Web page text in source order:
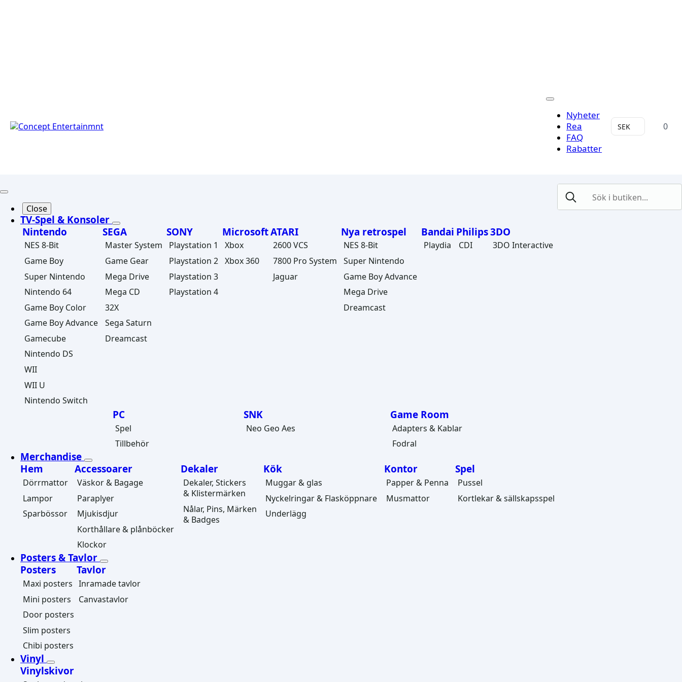
Nyheter
Rea
FAQ
Rabatter
SEK 0
Close
TV-Spel & Konsoler
Nintendo
NES 8-Bit
Game Boy
Super Nintendo
Nintendo 64
Game Boy Color
Game Boy Advance
Gamecube
Nintendo DS
WII
WII U
Nintendo Switch
SEGA
Master System
Game Gear
Mega Drive
Mega CD
32X
Sega Saturn
Dreamcast
SONY
Playstation 1
Playstation 2
Playstation 3
Playstation 4
Microsoft
Xbox
Xbox 360
ATARI
2600 VCS
7800 Pro System
Jaguar
Nya retrospel
NES 8-Bit
Super Nintendo
Game Boy Advance
Mega Drive
Dreamcast
Bandai
Playdia
Philips
CDI
3DO
3DO Interactive
PC
Spel
Tillbehör
SNK
Neo Geo Aes
Game Room
Adapters & Kablar
Fodral
Merchandise
Hem
Dörrmattor
Lampor
Sparbössor
Accessoarer
Väskor & Bagage
Paraplyer
Mjukisdjur
Korthållare & plånböcker
Klockor
Dekaler
Dekaler, Stickers
& Klistermärken
Nålar, Pins, Märken
& Badges
Kök
Muggar & glas
Nyckelringar & Flasköppnare
Underlägg
Kontor
Papper & Penna
Musmattor
Spel
Pussel
Kortlekar & sällskapsspel
Posters & Tavlor
Posters
Maxi posters
Mini posters
Door posters
Slim posters
Chibi posters
Tavlor
Inramade tavlor
Canvastavlor
Vinyl
Vinylskivor
Search
for: